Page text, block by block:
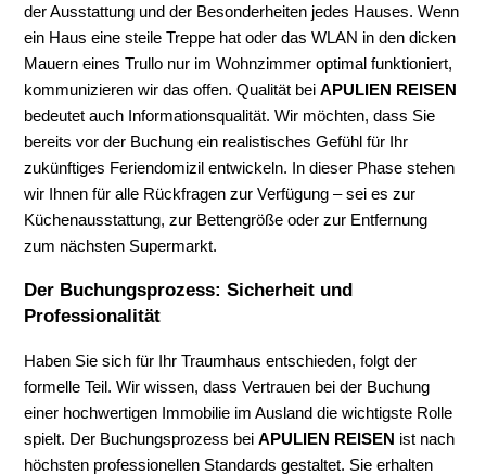
der Ausstattung und der Besonderheiten jedes Hauses. Wenn
ein Haus eine steile Treppe hat oder das WLAN in den dicken
Mauern eines Trullo nur im Wohnzimmer optimal funktioniert,
kommunizieren wir das offen. Qualität beiAPULIEN REISEN
bedeutet auch Informationsqualität. Wir möchten, dass Sie
bereits vor der Buchung ein realistisches Gefühl für Ihr
zukünftiges Feriendomizil entwickeln. In dieser Phase stehen
wir Ihnen für alle Rückfragen zur Verfügung – sei es zur
Küchenausstattung, zur Bettengröße oder zur Entfernung
zum nächsten Supermarkt.
Der Buchungsprozess: Sicherheit und
Professionalität
Haben Sie sich für Ihr Traumhaus entschieden, folgt der
formelle Teil. Wir wissen, dass Vertrauen bei der Buchung
einer hochwertigen Immobilie im Ausland die wichtigste Rolle
spielt. Der Buchungsprozess beiAPULIEN REISEN ist nach
höchsten professionellen Standards gestaltet. Sie erhalten